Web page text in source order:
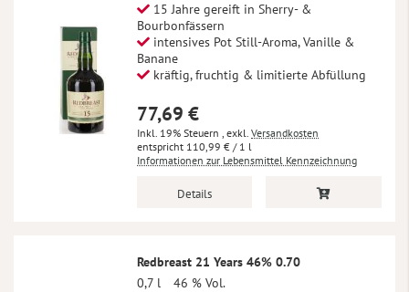
15 Jahre gereift in Sherry- &
Bourbonfässern
intensives Pot Still-Aroma, Vanille &
Banane
kräftig, fruchtig & limitierte Abfüllung
77,69 €
Inkl. 19% Steuern , exkl. Versandkosten
110,99 € / 1 l
Informationen zur Lebensmittel Kennzeichnung
Details
Redbreast 21 Years 46% 0.70
0,7 l
46 % Vol.